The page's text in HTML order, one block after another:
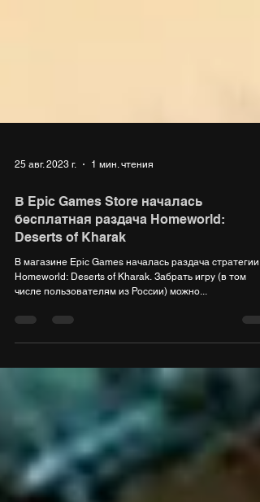
25 авг. 2023 г. 1 мин. чтения
В Epic Games Store началась
Deserts of Kharak
В магазине Epic Games началась раздача стратегии
числе пользователям из России) можно...